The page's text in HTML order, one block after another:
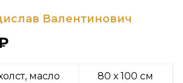
Валентинович
масло 80 х 100 см